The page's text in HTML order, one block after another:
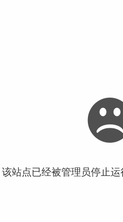
站点已经被管理员停止